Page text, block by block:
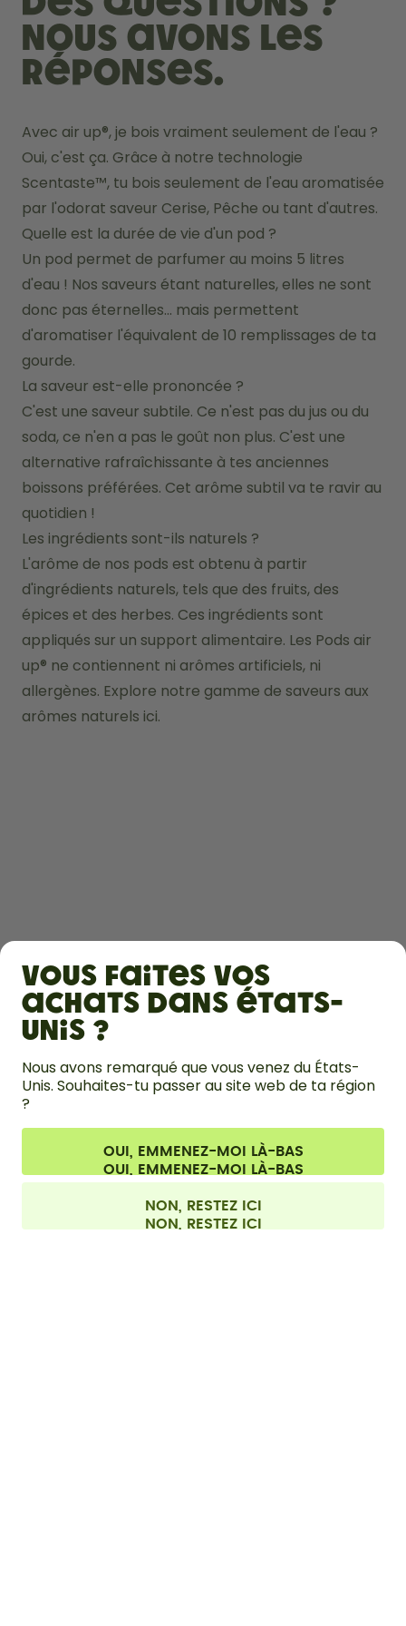
Nous avons les
réponses.
Avec air up®, je bois vraiment seulement de l'eau ?
Oui, c'est ça. Grâce à notre technologie
Scentaste™, tu bois seulement de l'eau aromatisée
par l'odorat saveur Cerise, Pêche ou tant d'autres.
Quelle est la durée de vie d'un pod ?
Un pod permet de parfumer au moins 5 litres
d'eau ! Nos saveurs étant naturelles, elles ne sont
donc pas éternelles... mais permettent
d'aromatiser l'équivalent de 10 remplissages de ta
gourde.
La saveur est-elle prononcée ?
C'est une saveur subtile. Ce n'est pas du jus ou du
soda, ce n'en a pas le goût non plus. C'est une
alternative rafraîchissante à tes anciennes
boissons préférées. Cet arôme subtil va te ravir au
quotidien !
Les ingrédients sont-ils naturels ?
L'arôme de nos pods est obtenu à partir
d'ingrédients naturels, tels que des fruits, des
épices et des herbes. Ces ingrédients sont
appliqués sur un support alimentaire. Les Pods air
up® ne contiennent ni arômes artificiels, ni
allergènes. Explore notre gamme de saveurs aux
arômes naturels ici.
EN SAVOIR PLUS
AIDE
NOUS CONTACTER
Conditions générales de vente et informations aux clients
Politique de confidentialité Mentions légales
Se rétracter du contrat
Tous les prix sont TTC et hors frais de port.
Vous faites vos
achats dans États-
Unis ?
Nous avons remarqué que vous venez du États-
Unis. Souhaites-tu passer au site web de ta région
?
OUI, EMMENEZ-MOI LÀ-BAS
NON, RESTEZ ICI